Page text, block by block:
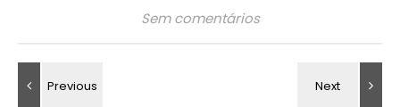
Sem comentários